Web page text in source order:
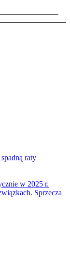
raty
w 2025 r.
Sprzecza